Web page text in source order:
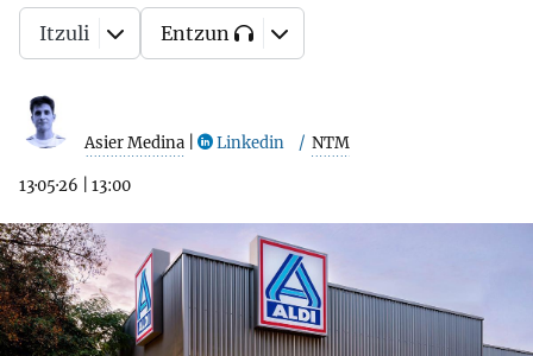
Asier Medina Linkedin NTM
13·05·26 13:00
Itzuli Entzun